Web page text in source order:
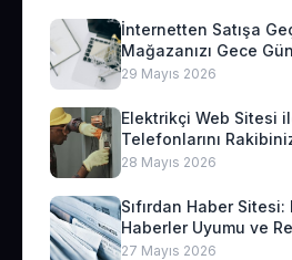
İnternetten Satışa
Mağazanızı Gece
29 Mayıs 2026
Elektrikçi Web Sitesi
Telefonlarını
28 Mayıs 2026
Sıfırdan Haber Sitesi:
Haberler Uyumu ve
27 Mayıs 2026